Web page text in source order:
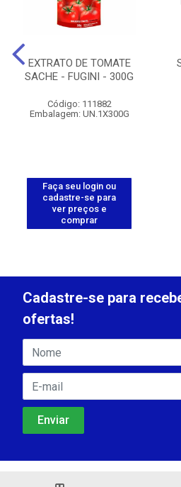
EXTRATO DE TOMATE
SACHE - FUGINI - 300G
Código: 111882
Embalagem: UN.1X300G
Faça seu login ou
cadastre-se para
ver preços e
comprar
Cadastre-se para
ofertas!